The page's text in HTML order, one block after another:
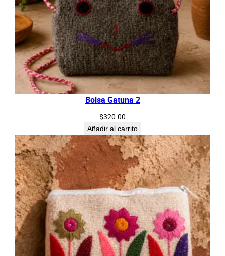
Bolsa Gatuna 2
$320.00
Añadir al carrito